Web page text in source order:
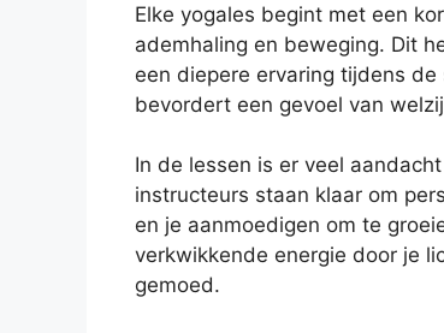
Elke yogales begint met een
ademhaling en beweging. Dit
een diepere ervaring tijdens de
bevordert een gevoel van
In de lessen is er veel
instructeurs staan klaar om
en je aanmoedigen om te
verkwikkende energie door je
gemoed.